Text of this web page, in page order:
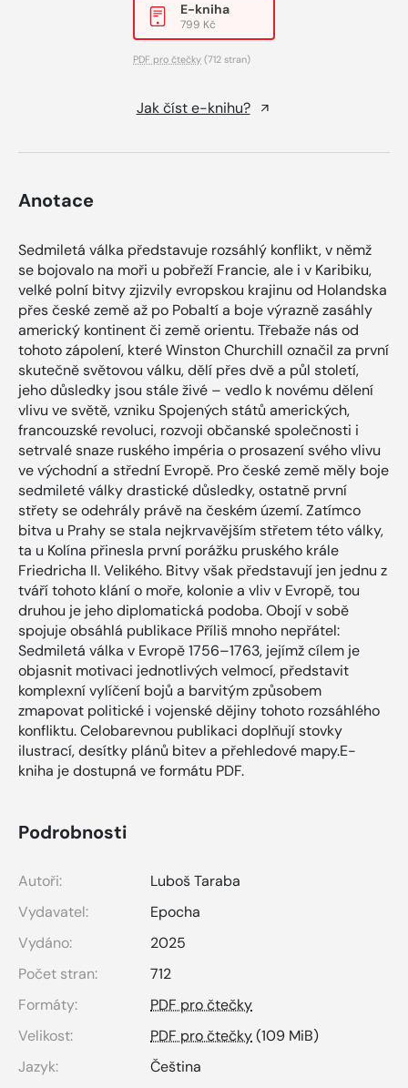
E-kniha
799 Kč
PDF pro čtečky (712 stran)
Jak číst e-knihu?
Anotace
Sedmiletá válka představuje rozsáhlý konflikt, v němž
se bojovalo na moři u pobřeží Francie, ale i v Karibiku,
velké polní bitvy zjizvily evropskou krajinu od Holandska
přes české země až po Pobaltí a boje výrazně zasáhly
americký kontinent či země orientu. Třebaže nás od
tohoto zápolení, které Winston Churchill označil za první
skutečně světovou válku, dělí přes dvě a půl století,
jeho důsledky jsou stále živé – vedlo k novému dělení
vlivu ve světě, vzniku Spojených států amerických,
francouzské revoluci, rozvoji občanské společnosti i
setrvalé snaze ruského impéria o prosazení svého vlivu
ve východní a střední Evropě. Pro české země měly boje
sedmileté války drastické důsledky, ostatně první
střety se odehrály právě na českém území. Zatímco
bitva u Prahy se stala nejkrvavějším střetem této války,
ta u Kolína přinesla první porážku pruského krále
Friedricha II. Velikého. Bitvy však představují jen jednu z
tváří tohoto klání o moře, kolonie a vliv v Evropě, tou
druhou je jeho diplomatická podoba. Obojí v sobě
spojuje obsáhlá publikace Příliš mnoho nepřátel:
Sedmiletá válka v Evropě 1756–1763, jejímž cílem je
objasnit motivaci jednotlivých velmocí, představit
komplexní vylíčení bojů a barvitým způsobem
zmapovat politické i vojenské dějiny tohoto rozsáhlého
konfliktu. Celobarevnou publikaci doplňují stovky
ilustrací, desítky plánů bitev a přehledové mapy.E-
kniha je dostupná ve formátu PDF.
Podrobnosti
Autoři:
Luboš Taraba
Vydavatel:
Epocha
Vydáno:
2025
Počet stran:
712
Formáty:
PDF pro čtečky
Velikost:
PDF pro čtečky(109 MiB)
Jazyk:
Čeština